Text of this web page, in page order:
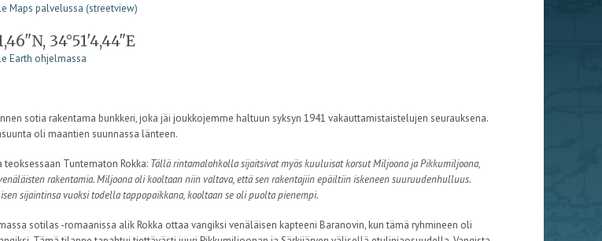
Maps palvelussa (streetview)
34°51'4,44"E
Earth ohjelmassa
sotia rakentama bunkkeri, joka jäi joukkojemme haltuun syksyn 1941 vakauttamistaistelujen seurauksena.
oli maantien suunnassa länteen.
Tuntematon Rokka: Tällä rintamalohkolla sijaitsivat myös kuuluisat korsut Miljoona ja Pikkumiljoona,
rakentamia. Miljoona oli kooltaan niin valtava, että sen rakentajiin epäiltiin iskeneen suuruudenhulluus.
sijaintinsa vuoksi todella tappopaikkana, kooltaan se oli puolta pienempi.
sotilas -romaanissa alik Rokka ottaa vangiksi venäläisen kapteeni Baranovin, kun tämä ryhmineen oli